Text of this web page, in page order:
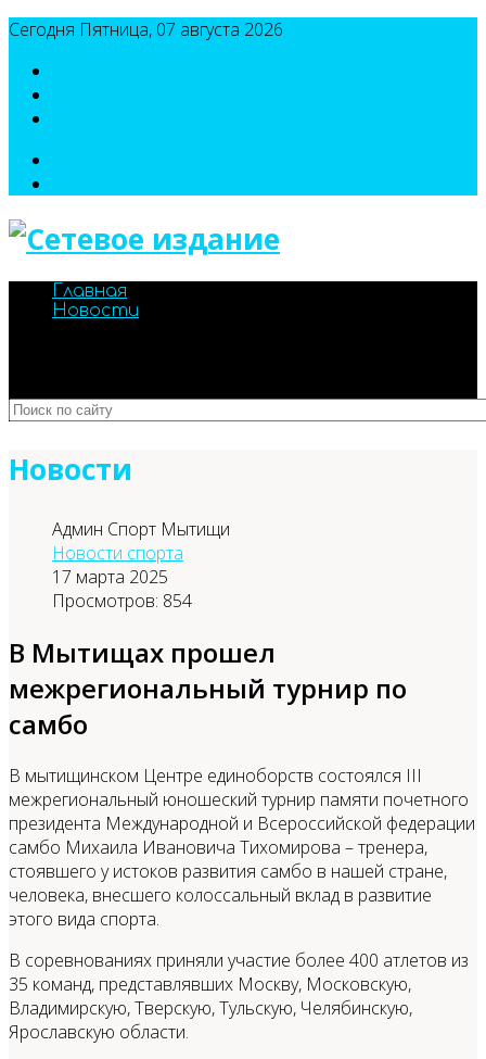
Сегодня Пятница, 07 августа 2026
Главная
Новости
Новости
Админ Спорт Мытищи
Новости спорта
17 марта 2025
Просмотров: 854
В Мытищах прошел
межрегиональный турнир по
самбо
В мытищинском Центре единоборств состоялся III
межрегиональный юношеский турнир памяти почетного
президента Международной и Всероссийской федерации
самбо Михаила Ивановича Тихомирова – тренера,
стоявшего у истоков развития самбо в нашей стране,
человека, внесшего колоссальный вклад в развитие
этого вида спорта.
В соревнованиях приняли участие более 400 атлетов из
35 команд, представлявших Москву, Московскую,
Владимирскую, Тверскую, Тульскую, Челябинскую,
Ярославскую области.